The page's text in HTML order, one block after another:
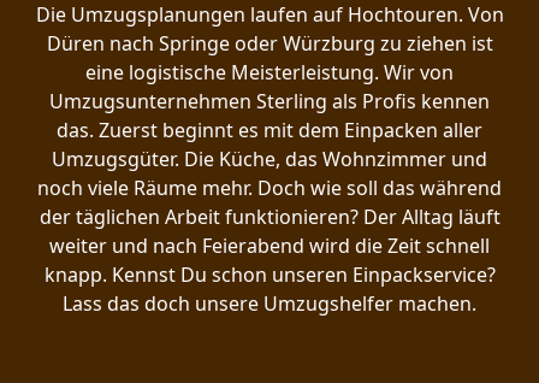
Die Umzugsplanungen laufen auf Hochtouren. Von
Düren nach Springe oder Würzburg zu ziehen ist
eine logistische Meisterleistung. Wir von
Umzugsunternehmen Sterling als Profis kennen
das. Zuerst beginnt es mit dem Einpacken aller
Umzugsgüter. Die Küche, das Wohnzimmer und
noch viele Räume mehr. Doch wie soll das während
der täglichen Arbeit funktionieren? Der Alltag läuft
weiter und nach Feierabend wird die Zeit schnell
knapp. Kennst Du schon unseren Einpackservice?
Lass das doch unsere Umzugshelfer machen.